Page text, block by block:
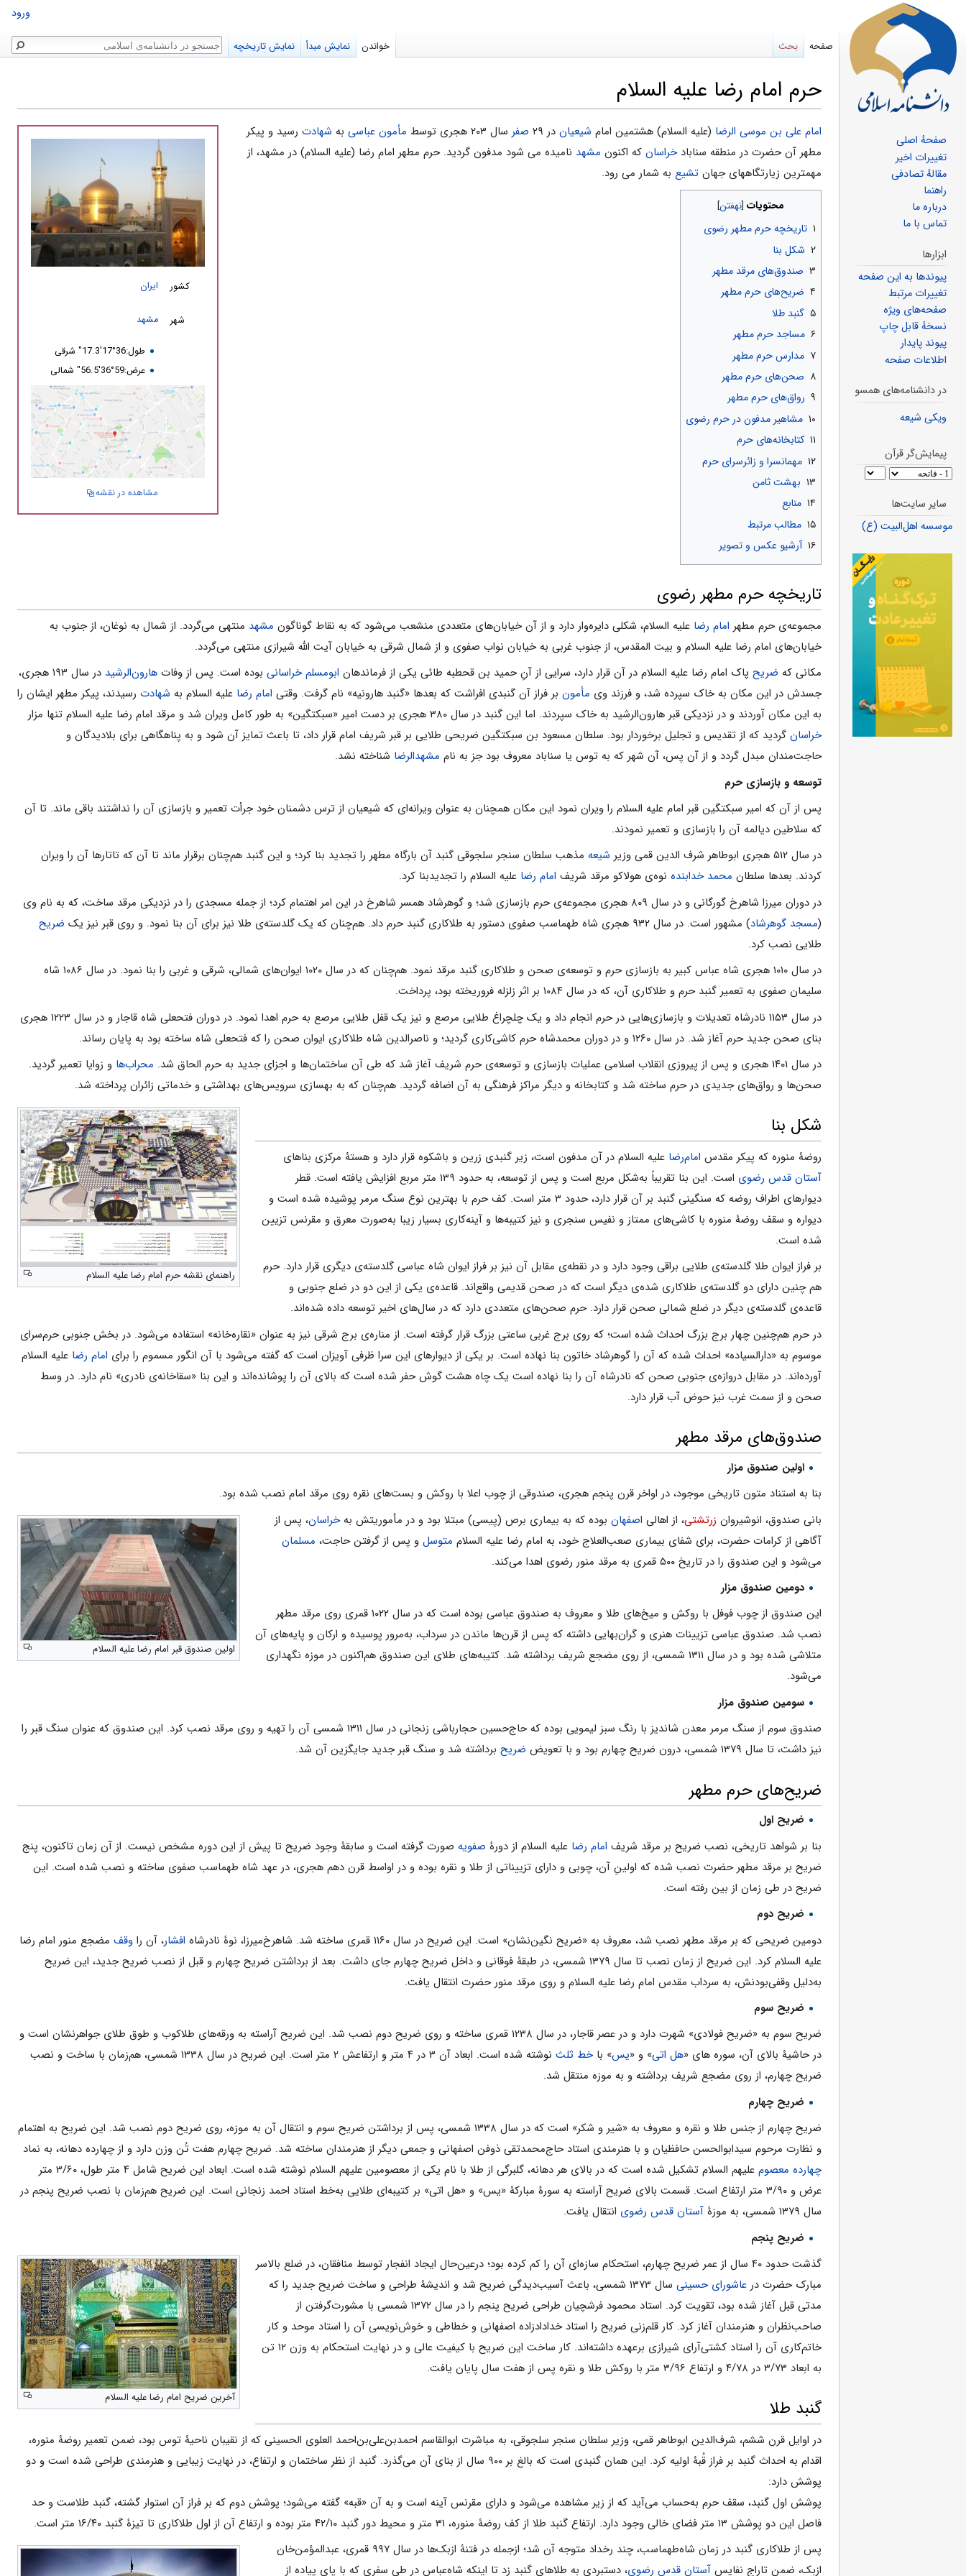
حرم امام رضا علیه السلام
پرش
به
ناوبری
پرش
به
جستجو
کشور ایران
شهر مشهد
طول:36°17'17.3" شرقی
عرض:59°36'56.5" شمالی
مشاهده در نقشه
امام على‌ بن موسی الرضا (علیه السلام) هشتمین‌ امام‌ شیعیان‌ در ۲۹ صفر سال‌ ۲۰۳ هجرى‌ توسط مأمون عباسی به شهادت رسید و پیکر
مطهر آن حضرت در منطقه سنابادخراسان که اکنون مشهد نامیده می شود مدفون گردید. حرم مطهر امام‌ رضا (علیه السلام) در مشهد، از
مهمترین زیارتگاههای جهان تشیع به شمار می رود.
محتویات
۱ تاریخچه حرم مطهر رضوی
۲ شکل‌ بنا
۳ صندوق‌های مرقد مطهر
۴ ضریح‌های حرم مطهر
۵ گنبد طلا
۶ مساجد حرم مطهر
۷ مدارس حرم مطهر
۸ صحن‌های حرم مطهر
۹ رواق‌های حرم مطهر
۱۰ مشاهیر مدفون در حرم رضوی
۱۱ کتابخانه‌های حرم
۱۲ مهمانسرا و زائرسرای حرم
۱۳ بهشت ثامن
۱۴ منابع
۱۵ مطالب مرتبط
۱۶ آرشیو عکس و تصویر
تاریخچه حرم مطهر رضوی
مجموعه‌ى‌ حرم مطهر امام‌ رضا علیه السلام، شکلى‌ دایره‌‌وار دارد و از آن‌ خیابان‌هاى‌ متعددى‌ منشعب ‌مى‌شود که‌ به‌ نقاط‌ گوناگون‌ مشهد منتهى‌ مى‌گردد. از شمال‌ به‌ نوغان‌، از جنوب‌ به‌
خیابان‌هاى‌ امام‌ رضا علیه السلام و بیت‌ المقدس‌، از جنوب‌ غربى‌ به‌ خیابان‌ نواب ‌صفوى‌ و از شمال‌ شرقى‌ به‌ خیابان‌ آیت‌ الله شیرازى‌ منتهى‌ مى‌گردد.
مکانى‌ که‌ ضریح‌ پاک‌ امام‌ رضا علیه السلام در آن‌ قرار دارد، سرایى‌ از آن‌ِ حمید بن‌ قحطبه‌ طائى‌ یکى‌ از فرماندهان‌ ابومسلم‌ خراسانى‌ بوده‌ است‌. پس‌ از وفات‌ هارون‌‌الرشید
در سال‌ ۱۹۳ هجرى‌،
جسدش در این‌ مکان‌ به‌ خاک‌ سپرده‌ شد، و فرزند وى‌ مأمون‌ بر فراز آن‌ گنبدى‌ افراشت‌ که‌ بعدها «گنبد هارونیه‌» نام‌ گرفت‌. وقتى‌ امام‌ رضا علیه السلام به‌ شهادت‌ رسیدند، پیکر مطهر ایشان‌ را
به‌ این‌ مکان‌ آوردند و در نزدیکى‌ قبر هارون‌‌الرشید به‌ خاک‌ سپردند. اما این‌ گنبد در سال‌ ۳۸۰ هجرى ‌بر دست‌ امیر «سبکتگین‌» به‌ طور کامل‌ ویران‌ شد و مرقد امام‌ رضا علیه السلام تنها مزار
خراسان‌ گردید که ‌از تقدیس‌ و تجلیل‌ برخوردار بود. سلطان‌ مسعود بن‌ سبکتگین‌ ضریحى‌ طلایى‌ بر قبر شریف‌ امام ‌قرار داد، تا باعث‌ تمایز آن‌ شود و به‌ پناهگاهى‌ براى‌ بلادیدگان‌ و
حاجت‌‌مندان‌ مبدل‌ گردد و از آن‌ پس‌، آن‌ شهر که‌ به‌ توس‌ یا سناباد معروف‌ بود جز به‌ نام‌ مشهدالرضا شناخته‌ نشد.
توسعه‌ و بازسازى‌ حرم
پس‌ از آن‌ که‌ امیر سبکتگین‌ قبر امام‌ علیه السلام را ویران‌ نمود این‌ مکان‌ همچنان به‌ عنوان ویرانه‌اى‌ که‌ شیعیان‌ از ترس‌ دشمنان‌ خود جرأت‌ تعمیر و بازسازى‌ آن‌ را نداشتند باقى ماند. تا آن‌
که‌ سلاطین‌ دیالمه‌ آن‌ را بازسازى‌ و تعمیر نمودند.
در سال‌ ۵۱۲ هجرى‌ ابوطاهر شرف‌ الدین‌ قمى‌ وزیر
شیعه‌ مذهب‌ سلطان‌ سنجر سلجوقى‌ گنبد آن‌ بارگاه‌ مطهر را تجدید بنا کرد؛ و این‌ گنبد هم‌چنان‌ برقرار ماند تا آن‌ که‌ تاتارها آن‌ را ویران‌
کردند. بعدها سلطان‌ محمد خدابنده‌ نوه‌ى‌ هولاکو مرقد شریف‌ امام‌ رضا علیه السلام را تجدیدبنا کرد.
در دوران‌ میرزا شاهرخ‌ گورگانى‌ و در سال‌ ۸۰۹ هجرى‌ مجموعه‌ى‌ حرم بازسازى‌ شد؛ و گوهرشاد همسر شاهرخ‌ در‌ این‌ امر اهتمام‌ کرد؛ از جمله‌ مسجدى‌ را در نزدیکى‌ مرقد ساخت‌، که ‌به‌ نام‌ وى‌
(مسجد گوهرشاد) مشهور است‌. در سال‌ ۹۳۲ هجرى‌ شاه‌ طهماسب‌ صفوى‌ دستور به‌ طلاکارى‌ گنبد حرم داد. هم‌چنان‌ که‌ یک‌ گلدسته‌ى‌ طلا نیز براى‌ آن‌ بنا نمود. و روى‌ قبر نیز یک‌
ضریح‌
طلایى‌ نصب‌ کرد.
در سال‌ ۱۰۱۰ هجرى‌ شاه‌ عباس‌ کبیر به‌ بازسازى‌ حرم‌ و توسعه‌ى‌ صحن‌ و طلاکارى‌ گنبد مرقد نمود. هم‌چنان‌ که‌ در سال‌ ۱۰۲۰ ایوان‌‌هاى‌ شمالى‌، شرقى‌ و غربى‌ را بنا نمود. در سال‌ ۱۰۸۶ شاه‌
سلیمان‌ صفوى‌ به‌ تعمیر گنبد حرم‌ و طلاکارى‌ آن‌، که‌ در سال‌ ۱۰۸۴ بر اثر زلزله ‌فروریخته‌ بود، پرداخت‌.
در سال‌ ۱۱۵۳ نادرشاه‌ تعدیلات‌ و باز‌سازى‌‌هایى‌ در حرم‌ انجام‌ داد و یک‌ چلچراغ‌ طلایى‌ مرصع‌ و نیز یک‌ قفل‌ طلایى‌ مرصع‌ به‌ حرم‌ اهدا نمود. در دوران‌ فتحعلى‌ شاه‌ قاجار و در سال‌ ۱۲۲۳ هجرى‌
بناى‌ صحن‌ جدید حرم‌ آغاز شد. در سال‌ ۱۲۶۰ و در دوران‌ محمدشاه‌ حرم‌ کاشى‌‌کارى‌ گردید؛ و ناصرالدین‌ شاه‌ طلاکارى‌ ایوان ‌صحن‌ را که‌ فتحعلى‌ شاه‌ ساخته‌ بود به‌ پایان‌ رساند.
در سال‌ ۱۴۰۱ هجرى‌ و پس‌ از پیروزى‌ انقلاب‌ اسلامى‌ عملیات‌ بازسازى‌ و توسعه‌ى‌ حرم‌ شریف‌ آغاز شد که‌ طى‌ آن‌ ساختمان‌‌ها و اجزاى‌ جدید به‌ حرم‌ الحاق‌ شد.
محراب‌‌ها و زوایا تعمیر گردید.
صحن‌ها و رواق‌‌هاى‌ جدیدى‌ در حرم‌ ساخته‌ شد و کتابخانه‌ و دیگر مراکز فرهنگى‌ به‌ آن ‌اضافه‌ گردید. هم‌چنان‌ که‌ به‌ بهسازى‌ سرویس‌هاى‌ بهداشتى‌ و خدماتى‌ زائران‌ پرداخته‌ شد.
راهنمای نقشه حرم امام رضا علیه السلام
شکل‌ بنا
روضۀ منوره که پیکر مقدس امام‌رضا علیه السلام در آن مدفون است، زیر گنبدی زرین و باشکوه قرار دارد و هستۀ مرکزی بناهای
آستان قدس رضوی
است. این بنا تقریباً به‌شکل مربع است و پس از توسعه، به حدود ۱۳۹ متر مربع افزایش یافته است. قطر
دیوارهای اطراف روضه که سنگینی گنبد بر آن قرار دارد، حدود ۳ متر است. کف حرم با بهترین نوع سنگ مرمر پوشیده شده است و
دیواره و سقف روضۀ منوره با کاشی‌های ممتاز و نفیس سنجری و نیز کتیبه‌ها و آینه‌کاری بسیار زیبا به‌صورت معرق و مقرنس تزیین
شده است.
بر فراز ایوان‌ طلا گلدسته‌ى‌ طلایى‌ براقى‌ وجود دارد و در نقطه‌ى‌ مقابل‌ آن‌ نیز بر فراز ایوان‌ شاه‌ عباسى‌ گلدسته‌ى‌ دیگرى‌ قرار دارد. حرم‌
هم‌ چنین‌ داراى‌ دو گلدسته‌ى‌ طلاکارى‌ شده‌ى‌ دیگر است‌ که‌ در صحن‌ قدیمى‌ واقع‌اند. قاعده‌ى‌ یکى‌ از این‌ دو در ضلع‌ جنوبى‌ و
قاعده‌ى ‌گلدسته‌ى‌ دیگر در ضلع‌ شمالى‌ صحن‌ قرار دارد. حرم‌ صحن‌هاى‌ متعددى‌ دارد که‌ در سال‌‌هاى‌ اخیر توسعه‌ داده‌ شده‌اند.
در حرم‌ هم‌‌چنین‌ چهار برج‌ بزرگ‌ احداث‌ شده‌ است‌؛ که‌ روى‌ برج‌ غربى‌ ساعتى‌ بزرگ‌ قرار گرفته‌ است‌. از مناره‌ى‌ برج‌ شرقى‌ نیز به‌ عنوان‌ «نقاره‌‌خانه‌» استفاده‌ مى‌شود. در بخش‌ جنوبى‌ حرم‌سراى‌
موسوم‌ به‌ «دارالسیاده‌» احداث‌ شده‌ که‌ آن‌ را گوهرشاد خاتون‌ بنا نهاده‌ است‌. بر یکى‌ از دیوارهاى‌ این‌ سرا ظرفى‌ آویزان‌ است‌ که‌ گفته‌ مى‌شود با آن‌ انگور مسموم‌ را براى‌ امام‌ رضا علیه السلام
آورده‌اند. در مقابل‌ دروازه‌ى‌ جنوبى‌ صحن‌ که‌ نادرشاه‌ آن‌ را بنا نهاده‌ است‌ یک‌ چاه‌ هشت‌ گوش‌ حفر شده‌ است‌ که‌ بالاى‌ آن‌ را پوشانده‌اند و این‌ بنا «سقاخانه‌ى‌ نادرى‌» نام‌ دارد. در وسط‌
صحن‌ و از سمت‌ غرب‌ نیز حوض‌ آب‌ قرار دارد.
صندوق‌های مرقد مطهر
اولین صندوق مزار
بنا به استناد متون تاریخی موجود، در اواخر قرن پنجم هجری، صندوقی از چوب اعلا با روکش و بست‌های نقره روی مرقد امام نصب شده بود.
اولین صندوق قبر امام رضا علیه السلام
بانی صندوق، انوشیروان زرتشتی، از اهالی اصفهان بوده که به بیماری برص (پیسی) مبتلا بود و در مأموریتش بهخراسان، پس از
آگاهی از کرامات حضرت، برای شفای بیماری صعب‌العلاج خود، به امام رضا علیه السلام متوسل و پس از گرفتن حاجت، مسلمان
می‌شود و این صندوق را در تاریخ ۵۰۰ قمری به مرقد منور رضوی اهدا می‌کند.
دومین صندوق مزار
این صندوق از چوب فوفل با روکش و میخ‌های طلا و معروف به صندوق عباسی بوده است که در سال ۱۰۲۲ قمری روی مرقد مطهر
نصب شد. صندوق عباسی تزیینات هنری و گران‌بهایی داشته که پس از قرن‌ها ماندن در سرداب، به‌مرور پوسیده و ارکان و پایه‌های آن
متلاشی شده بود و در سال ۱۳۱۱ شمسی، از روی مضجع شریف برداشته شد. کتیبه‌های طلای این صندوق هم‌اکنون در موزه نگهداری
می‌شود.
سومین صندوق مزار
صندوق سوم از سنگ مرمر معدن شاندیز با رنگ سبز لیمویی بوده که حاج‌حسین حجارباشی زنجانی در سال ۱۳۱۱ شمسی آن را تهیه و روی مرقد نصب کرد. این صندوق که عنوان سنگ قبر را
نیز داشت، تا سال ۱۳۷۹ شمسی، درون ضریح چهارم بود و با تعویض
ضریح برداشته شد و سنگ قبر جدید جایگزین آن شد.
ضریح‌های حرم مطهر
ضریح اول
بنا بر شواهد تاریخی، نصب ضریح بر مرقد شریف امام رضا علیه السلام از دورۀ صفویه صورت گرفته است و سابقۀ وجود ضریح تا پیش از این دوره مشخص نیست. از آن زمان تاکنون، پنج
ضریح بر مرقد مطهر حضرت نصب ‌شده که اولینِ آن، چوبی و دارای تزییناتی از طلا و نقره بوده و در اواسط قرن دهم هجری، در عهد شاه‌ طهماسب صفوی ساخته و نصب شده است. این
ضریح در طی زمان از بین رفته است.
ضریح دوم
دومین ضریحی که بر مرقد مطهر نصب شد، معروف به «ضریح نگین‌نشان» است. این ضریح در سال ۱۱۶۰ قمری ساخته شد. شاهرخ‌میرزا، نوۀ نادرشاه
افشار، آن را وقف مضجع منور امام رضا
علیه السلام کرد. این ضریح از زمان نصب تا سال ۱۳۷۹ شمسی، در طبقۀ فوقانی و داخل ضریح چهارم جای داشت. بعد از برداشتن ضریح چهارم و قبل از نصب ضریح جدید، این ضریح
به‌دلیل وقفی‌بودنش، به سرداب مقدس امام رضا علیه السلام و روی مرقد منور حضرت انتقال یافت.
ضریح سوم
ضریح سوم به «ضریح فولادی» شهرت دارد و در عصر قاجار، در سال ۱۲۳۸ قمری ساخته و روی ضریح دوم نصب شد. این ضریح آراسته به ورقه‌های طلاکوب و طوق طلای جواهرنشان است و
در حاشیۀ بالای آن، سوره های «هل اتی» و «یس» باخط ثلث
نوشته شده است. ابعاد آن ۳ در ۴ متر و ارتفاعش ۲ متر است. این ضریح در سال ۱۳۳۸ شمسی، هم‌زمان با ساخت و نصب
ضریح چهارم، از روی مضجع شریف برداشته و به موزه منتقل شد.
ضریح چهارم
ضریح چهارم از جنس طلا و نقره و معروف به «شیر و شکر» است که در سال ۱۳۳۸ شمسی، پس از برداشتن ضریح سوم و انتقال آن به موزه، روی ضریح دوم نصب شد. این ضریح به اهتمام
و نظارت مرحوم سیدابوالحسن حافظیان و با هنرمندی استاد حاج‌محمدتقی ذوفن اصفهانی و جمعی دیگر از هنرمندان ساخته شد. ضریح چهارم هفت تُن وزن دارد و از چهارده دهانه، به نماد
چهارده معصوم
علیهم السلام تشکیل ‌شده است که در بالای هر دهانه، گلبرگی از طلا با نام یکی از معصومین علیهم السلام نوشته شده است. ابعاد این ضریح شامل ۴ متر طول، ۳/۶۰ متر
عرض و ۳/۹۰ متر ارتفاع است. قسمت بالای ضریح آراسته به سورۀ مبارکۀ «یس» و «هل اتی» بر کتیبه‌ای طلایی به‌خط استاد احمد زنجانی است. این ضریح هم‌زمان با نصب ضریح پنجم در
سال ۱۳۷۹ شمسی، به موزۀ
آستان قدس رضوی انتقال یافت.
ضریح پنجم
آخرین ضریح امام رضا علیه السلام
گذشت حدود ۴۰ سال از عمر ضریح چهارم، استحکام سازه‌ای آن را کم کرده بود؛ درعین‌حال ایجاد انفجار توسط منافقان، در ضلع بالاسر
مبارک حضرت در عاشورای حسینی
سال ۱۳۷۳ شمسی، باعث آسیب‌دیدگی ضریح شد و اندیشۀ طراحی و ساخت ضریح جدید را که
مدتی قبل آغاز شده بود، تقویت کرد. استاد محمود فرشچیان طراحی ضریح پنجم را در سال ۱۳۷۲ شمسی با مشورت‌گرفتن از
صاحب‌نظران و هنرمندان آغاز کرد. کار قلم‌زنی ضریح را استاد خدادادزاده اصفهانی و خطاطی و خوش‌نویسی آن را استاد موحد و کار
خاتم‌کاری آن را استاد کشتی‌آرای شیرازی برعهده داشته‌اند. کار ساخت این ضریح با کیفیت عالی و در نهایت استحکام به وزن ۱۲ تن
به ابعاد ۳/۷۳ در ۴/۷۸ و ارتفاع ۳/۹۶ متر با روکش طلا و نقره پس از هفت سال پایان یافت.
گنبد طلا
در اوایل قرن ششم، شرف‌الدین ابوطاهر قمی، وزیر سلطان سنجر سلجوقی، به مباشرت ابوالقاسم احمد‌بن‌علی‌بن‌احمد العلوی الحسینی که از نقیبان ناحیۀ توس بود، ضمن تعمیر روضۀ منوره،
اقدام به احداث گنبد بر فراز قُبۀ اولیه کرد. این همان گنبدی است که بالغ بر ۹۰۰ سال از بنای آن می‌گذرد. گنبد از نظر ساختمان و ارتفاع، در نهایت زیبایی و هنرمندی طراحی شده است و دو
پوشش دارد:
پوشش اول گنبد، سقف حرم به‌حساب می‌آید که از زیر مشاهده می‌شود و دارای مقرنس آینه است و به آن «قبه» گفته می‌شود؛ پوشش دوم که بر فراز آن استوار گشته، گنبد طلاست و حد
فاصل این دو پوشش ۱۳ متر فضای خالی وجود دارد. ارتفاع گنبد طلا از کف روضۀ منوره، ۳۱ متر و محیط دور گنبد ۴۲/۱۰ متر بوده و ارتفاع آن از اول طلاکاری تا تیزۀ گنبد ۱۶/۴۰ متر است.
پس از طلاکاری گنبد در زمان شاه‌طهماسب، چند رخداد متوجه آن شد؛ ازجمله در فتنۀ ازبک‌ها در سال ۹۹۷ قمری، عبدالمؤمن‌خان
ازبک، ضمن تاراج نفایس آستان قدس رضوی، دستبردی به طلاهای گنبد زد تا اینکه شاه‌عباس در طی سفری که با پای پیاده از
ورود
صفحه بحث خواندن نمایش مبدأ نمایش تاریخچه جستجو
صفحهٔ اصلی
تغییرات اخیر
مقالهٔ تصادفی
راهنما
درباره ما
تماس با ما
ابزارها
پیوندها به این صفحه
تغییرات مرتبط
صفحه‌های ویژه
نسخهٔ قابل چاپ
پیوند پایدار
اطلاعات صفحه
در دانشنامه‌های همسو
ویکی شیعه
پیمایش‌گر قرآن
سایر سایت‌ها
موسسه اهل‌البیت (ع)